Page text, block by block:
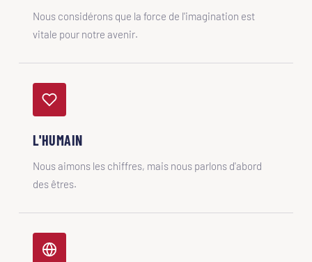
Nous considérons que la force de l'imagination est
vitale pour notre avenir.
L'HUMAIN
Nous aimons les chiffres, mais nous parlons d'abord
des êtres.